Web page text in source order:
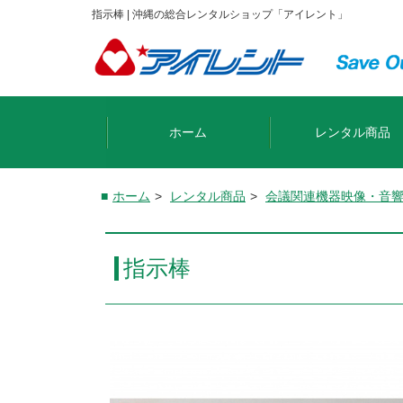
指示棒 | 沖縄の総合レンタルショップ「アイレント」
ホーム レンタル商品
ホーム > レンタル商品 > 会議関連機器映像・音
指示棒